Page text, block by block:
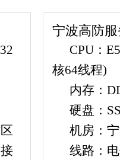
宁波高防
CPU：
核64线程)
内存：
硬盘：
机房：
线路：